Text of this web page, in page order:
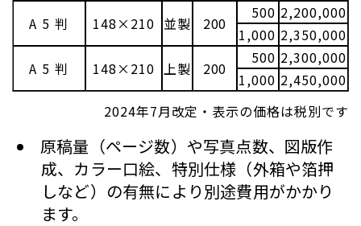
A 5 判
148×210 並製 200
500 2,200,000
1,000 2,350,000
A 5 判
148×210 上製 200
500 2,300,000
1,000 2,450,000
2024年7月改定・表示の価格は税別です
原稿量（ページ数）や写真点数、図版作
成、カラー口絵、特別仕様（外箱や箔押
しなど）の有無により別途費用がかかり
ます。